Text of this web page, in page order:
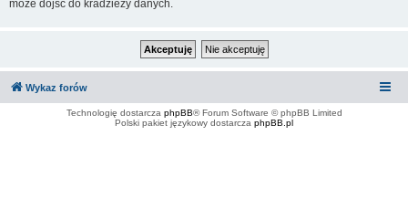
może dojść do kradzieży danych.
Wykaz forów
Technologię dostarcza phpBB® Forum Software © phpBB Limited
Polski pakiet językowy dostarcza phpBB.pl